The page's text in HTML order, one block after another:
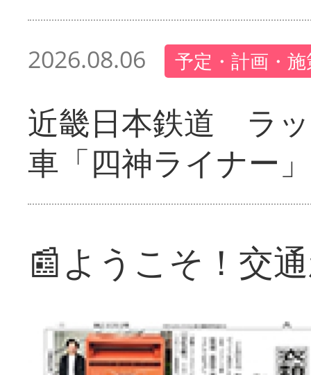
2026.08.06 予定・計画・
近畿日本鉄道 ラ
車「四神ライナー
📰ようこそ！交